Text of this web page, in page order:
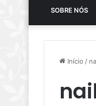
SOBRE NÓS
Início /